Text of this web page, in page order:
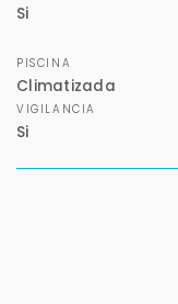
Si
PISCINA
Climatizada
VIGILANCIA
Si